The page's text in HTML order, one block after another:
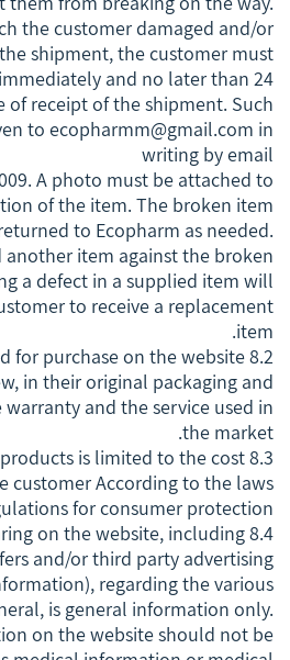
the customer damaged and/or
shipment, the customer must
and no later than 24
of receipt of the shipment. Such
to ecopharmm@gmail.com in
writing by email
A photo must be attached to
of the item. The broken item
to Ecopharm as needed.
another item against the broken
a defect in a supplied item will
to receive a replacement
item.
for purchase on the website
in their original packaging and
and the service used in
the market.
products is limited to the cost
customer According to the laws
for consumer protection.
on the website, including
and/or third party advertising
regarding the various
is general information only.
on the website should not be